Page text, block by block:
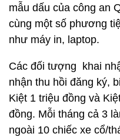
mẫu dấu của công an
cùng một số phương
như máy in, laptop.
Các đối tượng khai
nhận thu hồi đăng ký,
Kiệt 1 triệu đồng và
đồng. Mỗi tháng cả 3
ngoài 10 chiếc xe cổ/